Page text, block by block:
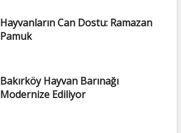
Hayvanların Can Dostu: Ramazan
Pamuk
Bakırköy Hayvan Barınağı
Modernize Ediliyor